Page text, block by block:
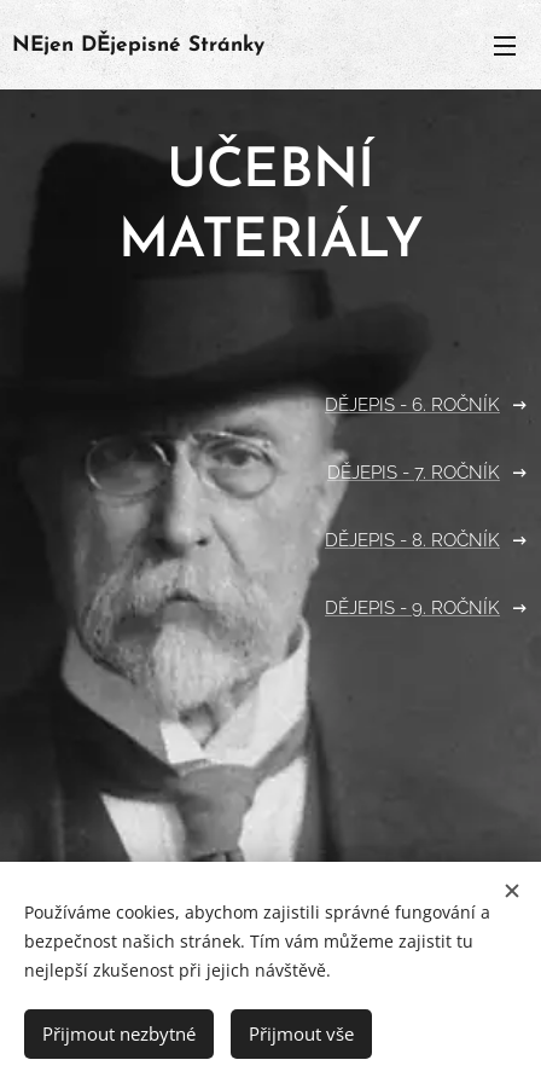
NEjen DĚjepisné Stránky
UČEBNÍ
MATERIÁLY
DĚJEPIS - 6. ROČNÍK
DĚJEPIS - 7. ROČNÍK
DĚJEPIS - 8. ROČNÍK
DĚJEPIS - 9. ROČNÍK
Nejen dějepisné stránky | Všechna práva vyhrazena 2026 |
Poslední aktualizace: 22. 7. 2026
Vytvořeno službou Webnode
Používáme cookies, abychom zajistili správné fungování a
bezpečnost našich stránek. Tím vám můžeme zajistit tu
nejlepší zkušenost při jejich návštěvě.
Přijmout nezbytné Přijmout vše